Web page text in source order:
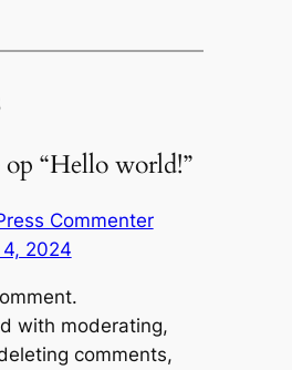
op “Hello world!”
Commenter
2024
with moderating,
comments,